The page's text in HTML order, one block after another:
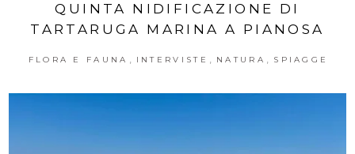
QUINTA NIDIFICAZIONE DI
TARTARUGA MARINA A PIANOSA
FLORA E FAUNA , INTERVISTE , NATURA , SPIAGGE